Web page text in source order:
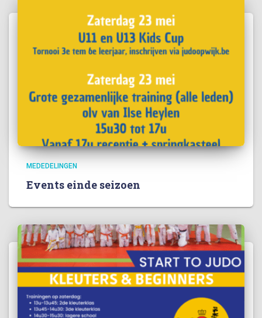
MEDEDELINGEN
Events einde seizoen